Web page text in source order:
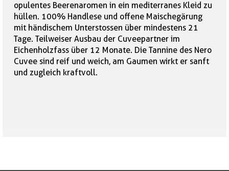
opulentes Beerenaromen in ein mediterranes Kleid zu
hüllen. 100% Handlese und offene Maischegärung
mit händischem Unterstossen über mindestens 21
Tage. Teilweiser Ausbau der Cuveepartner im
Eichenholzfass über 12 Monate. Die Tannine des Nero
Cuvee sind reif und weich, am Gaumen wirkt er sanft
und zugleich kraftvoll.